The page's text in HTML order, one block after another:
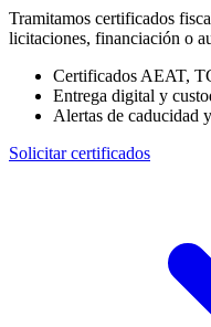
Tramitamos certificados
licitaciones, financiación o
Certificados AEAT,
Entrega digital y
Alertas de caducidad
Solicitar certificados